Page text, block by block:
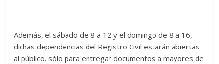
Además, el sábado de 8 a 12 y el domingo de 8 a 16,
dichas dependencias del Registro Civil estarán abiertas
al público, sólo para entregar documentos a mayores de